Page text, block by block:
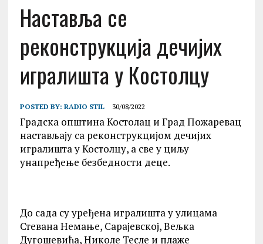
Наставља се
реконструкција дечијих
игралишта у Костолцу
POSTED BY: RADIO STIL 30/08/2022
Градска општина Костолац и Град Пожаревац
настављају са реконструкцијом дечијих
игралишта у Костолцу, а све у циљу
унапређење безбедности деце.
До сада су уређена игралишта у улицама
Стевана Немање, Сарајевској, Вељка
Дугошевића, Николе Тесле и плаже